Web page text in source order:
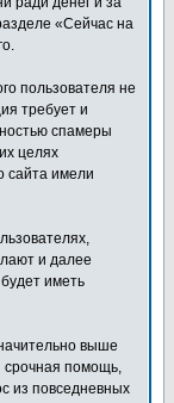
«Сейчас на
пользователя не
требует и
спамеры
целях
сайта имели
и далее
иметь
выше
срочная помощь,
из повседневных